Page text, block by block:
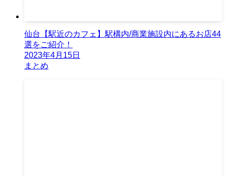
仙台【駅近のカフェ】駅構内/商業施設内にあるお店44
選をご紹介！
2023年4月15日
まとめ